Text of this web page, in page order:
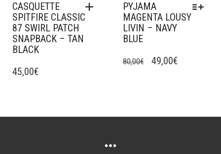
CASQUETTE
SPITFIRE CLASSIC
87 SWIRL PATCH
SNAPBACK – TAN
BLACK
45,00€
PYJAMA
MAGENTA LOUSY
LIVIN – NAVY
BLUE
PRODUIT
80,00€
LE
80,00€.
49,00€LE
49,00€.